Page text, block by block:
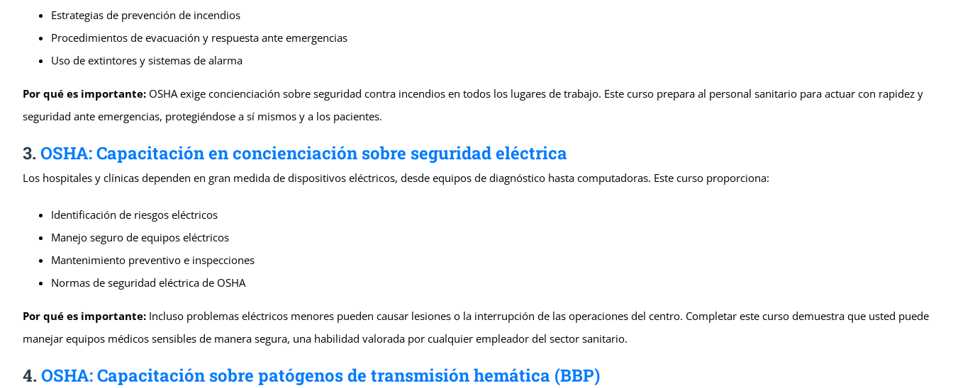
Estrategias de prevención de incendios
Procedimientos de evacuación y respuesta ante emergencias
Uso de extintores y sistemas de alarma
Por qué es importante:OSHA exige concienciación sobre seguridad contra incendios en todos los lugares de trabajo. Este curso prepara al personal sanitario para actuar con rapidez y
seguridad ante emergencias, protegiéndose a sí mismos y a los pacientes.
3. OSHA: Capacitación en concienciación sobre seguridad eléctrica
Los hospitales y clínicas dependen en gran medida de dispositivos eléctricos, desde equipos de diagnóstico hasta computadoras. Este curso proporciona:
Identificación de riesgos eléctricos
Manejo seguro de equipos eléctricos
Mantenimiento preventivo e inspecciones
Normas de seguridad eléctrica de OSHA
Por qué es importante:Incluso problemas eléctricos menores pueden causar lesiones o la interrupción de las operaciones del centro. Completar este curso demuestra que usted puede
manejar equipos médicos sensibles de manera segura, una habilidad valorada por cualquier empleador del sector sanitario.
4. OSHA: Capacitación sobre patógenos de transmisión hemática (BBP)